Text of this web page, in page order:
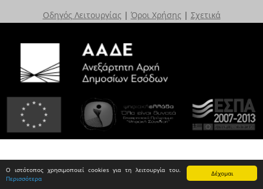
Δέχομαι
Ο ιστότοπος χρησιμοποιεί cookies για τη λειτουργία του.
Περισσότερα
Οδηγός Λειτουργίας | Όροι Χρήσης | Σχετικά